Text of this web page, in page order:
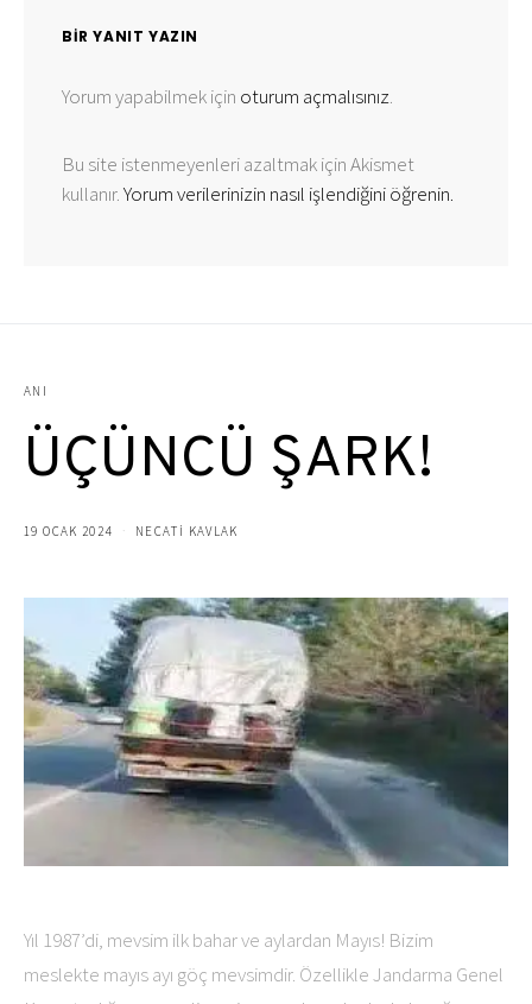
BIR YANIT YAZIN
Yorum yapabilmek için oturum açmalısınız.
Bu site istenmeyenleri azaltmak için Akismet
kullanır.Yorum verilerinizin nasıl işlendiğini öğrenin.
ANI
ÜÇÜNCÜ ŞARK!
19 OCAK 2024 NECATİ KAVLAK
Yıl 1987’di, mevsim ilk bahar ve aylardan Mayıs! Bizim
meslekte mayıs ayı göç mevsimdir. Özellikle Jandarma Genel